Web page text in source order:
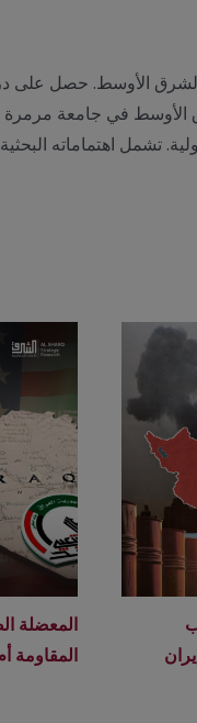
الأوسط. حصل
تشمل اهتماماته
المعضلة
المقاومة